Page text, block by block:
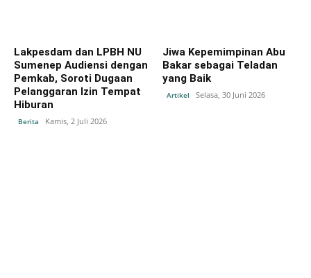
Lakpesdam dan LPBH NU
Sumenep Audiensi dengan
Pemkab, Soroti Dugaan
Pelanggaran Izin Tempat
Hiburan
Berita Kamis, 2 Juli 2026
Jiwa Kepemimpinan Abu
Bakar sebagai Teladan
yang Baik
Artikel Selasa, 30 Juni 2026